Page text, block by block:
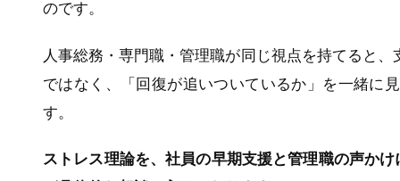
のです。
人事総務・専門職・管理職が同じ視点を持てると
ではなく、「回復が追いついているか」を一緒に
す。
ストレス理論を、社員の早期支援と管理職の声か